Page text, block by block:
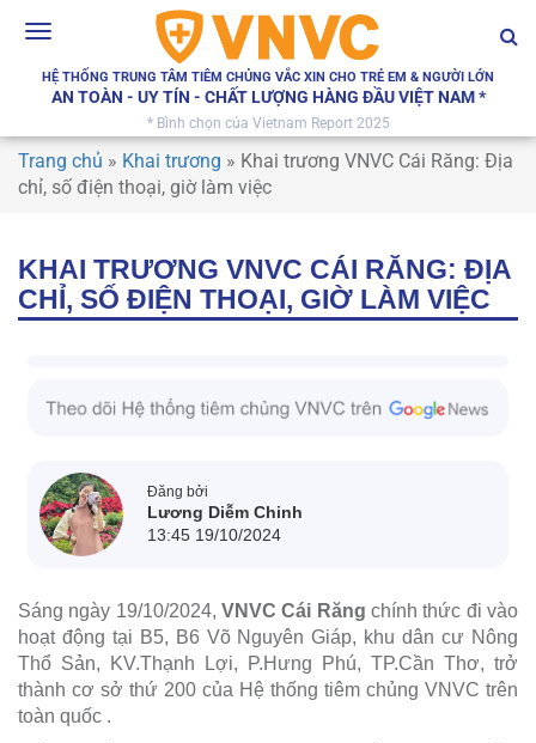
Toggle
HỆ THỐNG TRUNG TÂM TIÊM CHỦNG VẮC XIN CHO TRẺ EM & NGƯỜI LỚN
AN TOÀN - UY TÍN - CHẤT LƯỢNG HÀNG ĐẦU VIỆT NAM *
* Bình chọn của Vietnam Report 2025
Trang chủ » Khai trương » Khai trương VNVC Cái Răng: Địa
chỉ, số điện thoại, giờ làm việc
KHAI TRƯƠNG VNVC CÁI RĂNG: ĐỊA
CHỈ, SỐ ĐIỆN THOẠI, GIỜ LÀM VIỆC
Đăng bởi
Lương Diễm Chinh
13:45 19/10/2024
Sáng ngày 19/10/2024, VNVC Cái Răng chính thức đi vào
hoạt động tại B5, B6 Võ Nguyên Giáp, khu dân cư Nông
Thổ Sản, KV.Thạnh Lợi, P.Hưng Phú, TP.Cần Thơ, trở
thành cơ sở thứ 200 của Hệ thống tiêm chủng VNVC trên
toàn quốc .